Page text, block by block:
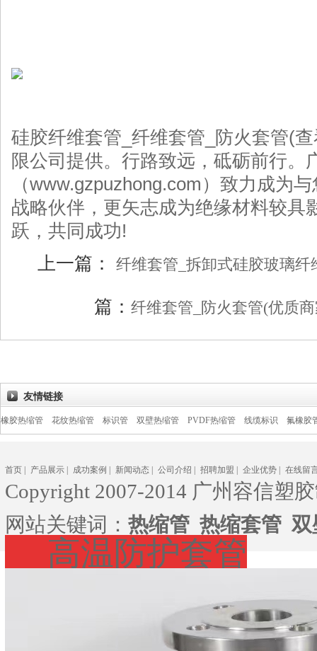
硅胶纤维套管_纤维套管_防火套管(
限公司提供。行路致远，砥砺前行。
（www.gzpuzhong.com）致力成为
战略伙伴，更矢志成为绝缘材料较具
跃，共同成功!
上一篇： 纤维套管_拆卸式硅胶玻璃
篇：纤维套管_防火套管(优质
友情链接
花纹热缩管 标识管 双壁热缩管 PVDF热缩管 线缆标识 氟橡胶管 氟橡胶
首页 | 产品展示 | 成功案例 | 新闻动态 | 公司介绍 | 招聘加盟 | 企业优势 | 在线留
Copyright 2007-2014 广州容信塑
网站关键词： 热缩管 热缩套管 双
高温防护套管